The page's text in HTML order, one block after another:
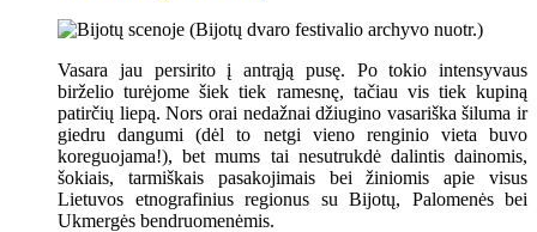
Vasara jau persirito į antrąją pusę. Po tokio intensyvaus
birželio turėjome šiek tiek ramesnę, tačiau vis tiek kupiną
patirčių liepą. Nors orai nedažnai džiugino vasariška šiluma ir
giedru dangumi (dėl to netgi vieno renginio vieta buvo
koreguojama!), bet mums tai nesutrukdė dalintis dainomis,
šokiais, tarmiškais pasakojimais bei žiniomis apie visus
Lietuvos etnografinius regionus su Bijotų, Palomenės bei
Ukmergės bendruomenėmis.